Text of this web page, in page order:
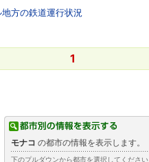
方の鉄道運行状況
1
モナコ の都市の情報を表示します。
下のプルダウンから都市を選択してください